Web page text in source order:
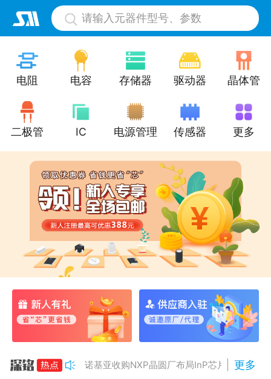
请输入元器件型号、参数
电阻 电容 存储器 驱动器 晶体管
二极管 IC 电源管理 传感器 更多
诺基亚收购NXP晶圆厂布局InP芯片
更多